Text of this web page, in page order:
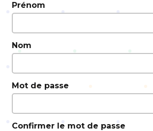
Prénom
Nom
Mot de passe
Confirmer le mot de passe